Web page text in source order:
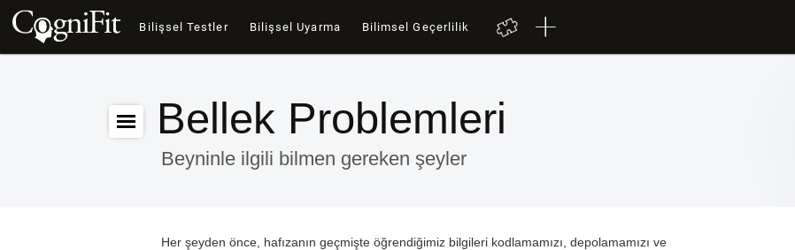
Bilişsel Testler Bilişsel Uyarma Bilimsel Geçerlilik
Bellek Problemleri
Beyninle ilgili bilmen gereken şeyler
Her şeyden önce, hafızanın geçmişte öğrendiğimiz bilgileri kodlamamızı, depolamamızı ve